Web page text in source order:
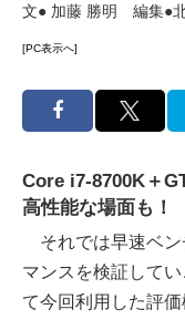
文● 加藤 勝明 編集●
[PC表示へ]
Core i7-8700K＋
高性能な場面も！
それでは早速ベン
マンスを検証して
て今回利用した評